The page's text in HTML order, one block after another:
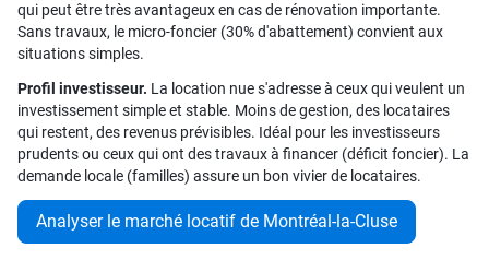
qui peut être très avantageux en cas de rénovation importante.
Sans travaux, le micro-foncier (30% d'abattement) convient aux
situations simples.
Profil investisseur. La location nue s'adresse à ceux qui veulent un
investissement simple et stable. Moins de gestion, des locataires
qui restent, des revenus prévisibles. Idéal pour les investisseurs
prudents ou ceux qui ont des travaux à financer (déficit foncier). La
demande locale (familles) assure un bon vivier de locataires.
Analyser le marché locatif de Montréal-la-Cluse